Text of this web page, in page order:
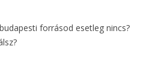
forrásod esetleg nincs?